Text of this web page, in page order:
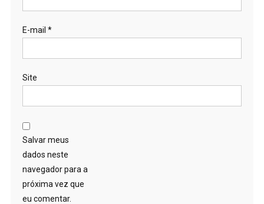
E-mail *
Site
Salvar meus
dados neste
navegador para a
próxima vez que
eu comentar.